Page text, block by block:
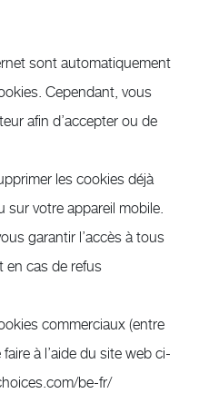
sont automatiquement
Cependant, vous
afin d’accepter ou de
les cookies déjà
sur votre appareil mobile.
garantir l’accès à tous
en cas de refus
commerciaux (entre
à l’aide du site web ci-
be-fr/